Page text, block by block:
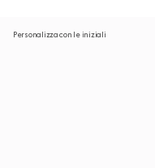
Personalizza con le iniziali